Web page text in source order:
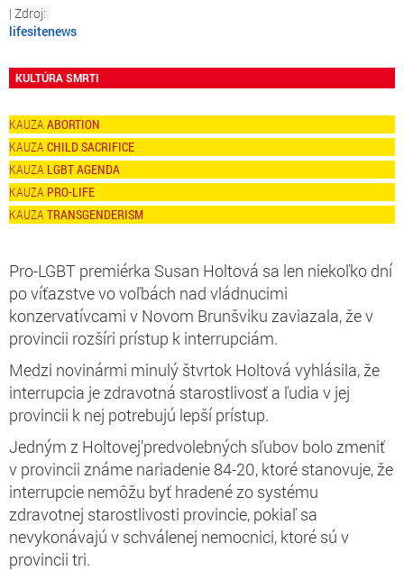
lifesitenews
KULTÚRA SMRTI
ABORTION
CHILD SACRIFICE
LGBT AGENDA
PRO-LIFE
TRANSGENDERISM
Pro-LGBT premiérka Susan Holtová sa len niekoľko dní
po víťazstve vo voľbách nad vládnucimi
konzervatívcami v Novom Brunšviku zaviazala, že v
provincii rozšíri prístup k interrupciám.
Medzi novinármi minulý štvrtok Holtová vyhlásila, že
interrupcia je zdravotná starostlivosť a ľudia v jej
provincii k nej potrebujú lepší prístup.
Jedným z Holtovej’predvolebných sľubov bolo zmeniť
v provincii známe nariadenie 84-20, ktoré stanovuje, že
interrupcie nemôžu byť hradené zo systému
zdravotnej starostlivosti provincie, pokiaľ sa
nevykonávajú v schválenej nemocnici, ktoré sú v
provincii tri.